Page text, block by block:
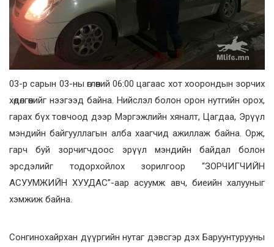
03-р сарын 03-ны өглөөний 06:00 цагаас хот хоорондын зорчих
хөдөлгөөнийг нээгээд байна. Нийслэл болон орон нутгийн орох,
гарах бүх товчоод дээр Мэргэжлийн хяналт, Цагдаа, Эрүүл
мэндийн байгууллагын алба хаагчид ажиллаж байна. Орж,
гарч буй зорчигчдоос эрүүл мэндийн байдал болон
эрсдэлийг тодорхойлох зорилгоор “ЗОРЧИГЧИЙН
АСУУМЖИЙН ХУУДАС”-аар асуумж авч, биеийн халууныг
хэмжиж байна.
Сонгинохайрхан дүүргийн нутаг дэвсгэр дэх Баруунтурууны